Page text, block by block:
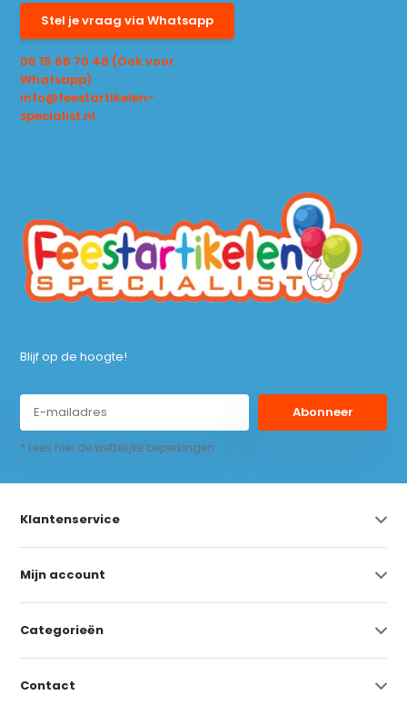
Stel je vraag via Whatsapp
06 15 68 70 48 (Ook voor
Whatsapp)
info@feestartikelen-
specialist.nl
Blijf op de hoogte!
Abonneer
* Lees hier de wettelijke beperkingen
Klantenservice
Mijn account
Categorieën
Contact